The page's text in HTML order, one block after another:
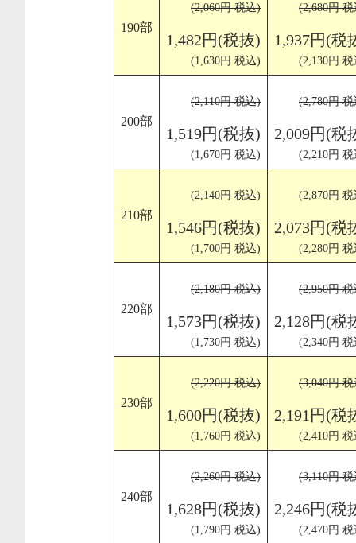
190部
(2,060円 税込)
1,482円(税抜)
(1,630円 税込)
(2,680円
1,937円(税
(2,130円
200部
(2,110円 税込)
1,519円(税抜)
(1,670円 税込)
(2,780円
2,009円(税
(2,210円
210部
(2,140円 税込)
1,546円(税抜)
(1,700円 税込)
(2,870円
2,073円(税
(2,280円
220部
(2,180円 税込)
1,573円(税抜)
(1,730円 税込)
(2,950円
2,128円(税
(2,340円
230部
(2,220円 税込)
1,600円(税抜)
(1,760円 税込)
(3,040円
2,191円(税
(2,410円
240部
(2,260円 税込)
1,628円(税抜)
(1,790円 税込)
(3,110円
2,246円(税
(2,470円